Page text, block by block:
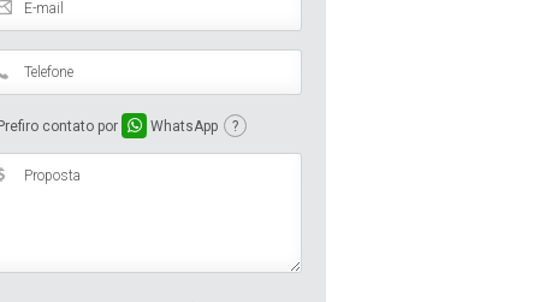
Prefiro contato por WhatsApp ?